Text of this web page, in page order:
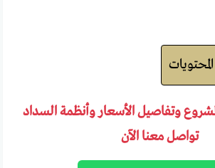
وتفاصيل الأسعار وأنظمة السداد
تواصل معنا الآن